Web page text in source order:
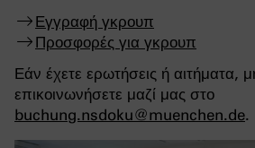
Εγγραφή γκρουπ
Προσφορές για γκρουπ
Εάν έχετε ερωτήσεις ή αιτήματα,
επικοινωνήσετε μαζί μας στο
buchung.nsdoku@muenchen.de.